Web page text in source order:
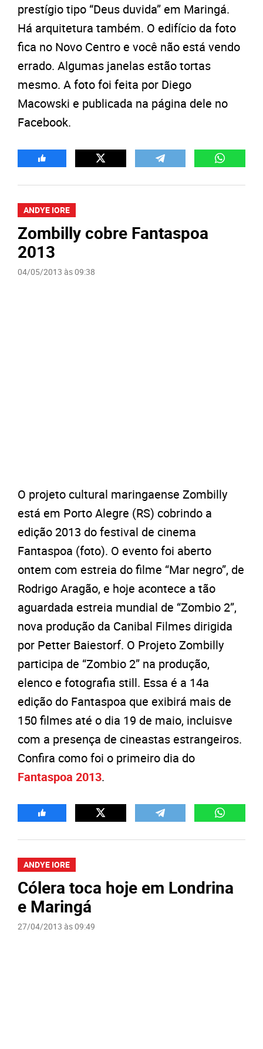
prestígio tipo “Deus duvida” em Maringá.
Há arquitetura também. O edifício da foto
fica no Novo Centro e você não está vendo
errado. Algumas janelas estão tortas
mesmo. A foto foi feita por Diego
Macowski e publicada na página dele no
Facebook.
ANDYE IORE
Zombilly cobre Fantaspoa
2013
04/05/2013 às 09:38
O projeto cultural maringaense Zombilly
está em Porto Alegre (RS) cobrindo a
edição 2013 do festival de cinema
Fantaspoa (foto). O evento foi aberto
ontem com estreia do filme “Mar negro”, de
Rodrigo Aragão, e hoje acontece a tão
aguardada estreia mundial de “Zombio 2”,
nova produção da Canibal Filmes dirigida
por Petter Baiestorf. O Projeto Zombilly
participa de “Zombio 2” na produção,
elenco e fotografia still. Essa é a 14a
edição do Fantaspoa que exibirá mais de
150 filmes até o dia 19 de maio, incluisve
com a presença de cineastas estrangeiros.
Confira como foi o primeiro dia do
Fantaspoa 2013.
ANDYE IORE
Cólera toca hoje em Londrina
e Maringá
27/04/2013 às 09:49